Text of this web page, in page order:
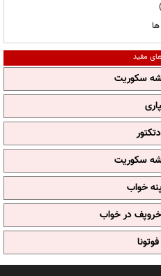
مفید
سکوریت
سکوریت
خواب
در خواب